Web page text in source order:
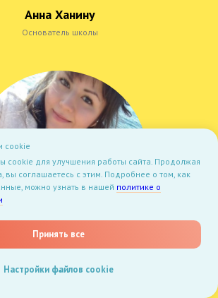
Анна Ханину
Основатель школы
Ирина Заплетнюк
cookie
cookie для улучшения работы сайта. Продолжая
вы соглашаетесь с этим. Подробнее о том, как
можно узнать в нашей политике о
Принять все
Настройки файлов cookie